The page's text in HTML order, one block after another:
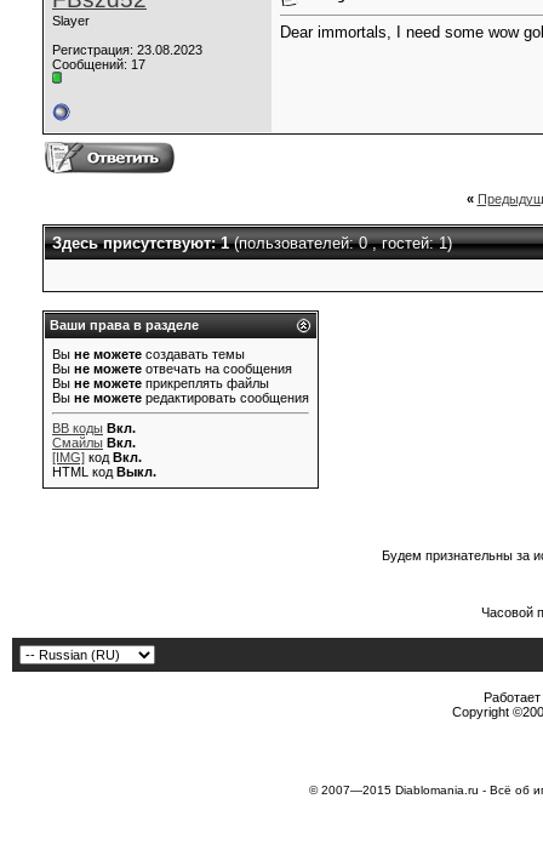
Slayer
Регистрация: 23.08.2023
Сообщений: 17
Dear immortals, I need some wow
«
Здесь присутствуют: 1(пользователей: 0 , гостей: 1)
Ваши права в разделе
Вы не можете создавать темы
Вы не можете отвечать на сообщения
Вы не можете прикреплять файлы
Вы не можете редактировать сообщения
BB коды Вкл.
Смайлы Вкл.
[IMG] код Вкл.
HTML код Выкл.
Будем признательны за
Часовой
Copyright
© 2007—2015 Diablomania.ru - Всё об